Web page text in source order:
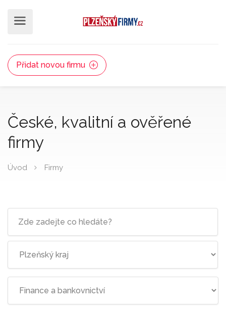
Přidat novou firmu
České, kvalitní a ověřené
firmy
Úvod Firmy